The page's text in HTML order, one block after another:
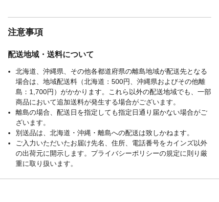
注意事項
配送地域・送料について
北海道、沖縄県、その他各都道府県の離島地域が配送先となる
場合は、地域配送料（北海道：500円、沖縄県およびその他離
島：1,700円）がかかります。これら以外の配送地域でも、一部
商品において追加送料が発生する場合がございます。
離島の場合、配送日を指定しても指定日通り届かない場合がご
ざいます。
別送品は、北海道・沖縄・離島への配送は致しかねます。
ご入力いただいたお届け先名、住所、電話番号をカインズ以外
の出荷元に開示します。プライバシーポリシーの規定に則り厳
重に取り扱います。